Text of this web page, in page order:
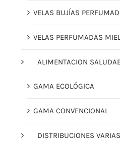
VELAS BUJÍAS
VELAS PERFUMADAS
ALIMENTACION
GAMA ECOLÓGICA
GAMA CONVENCIONAL
DISTRIBUCIONES VARIAS